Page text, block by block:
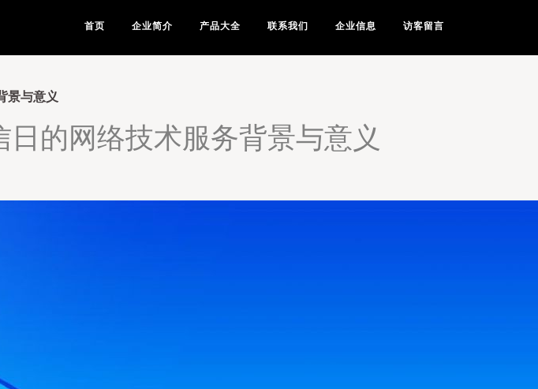
首页 企业简介 产品大全 联系我们 企业信息 访客留言
景与意义
的网络技术服务背景与意义